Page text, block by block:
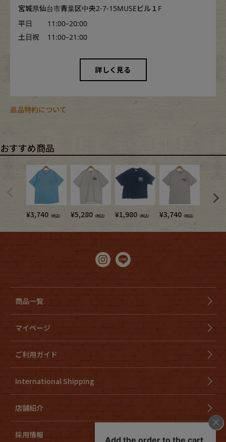
宮城県仙台市青葉区中央2-7-15MUSEビル１F
平日
11:00–20:00
土日祝
11:00–21:00
詳しく見る
返品特約について
おすすめ商品
¥3,740 （税込） ¥5,280 （税込） ¥1,980 （税込） ¥3,740 （税込）
商品一覧
マイページ
ご利用ガイド
International Shipping
店舗紹介
採用情報